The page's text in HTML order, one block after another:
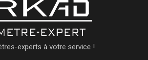
experts à votre service !